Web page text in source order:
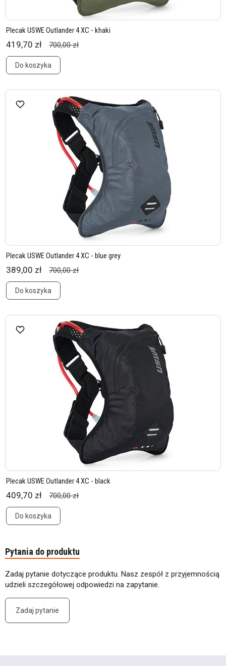
Plecak USWE Outlander 4 XC - khaki
419,70 zł 700,00 zł
Do koszyka
Plecak USWE Outlander 4 XC - blue grey
389,00 zł 700,00 zł
Do koszyka
Plecak USWE Outlander 4 XC - black
409,70 zł 700,00 zł
Do koszyka
Pytania do produktu
Zadaj pytanie dotyczące produktu. Nasz zespół z przyjemnością
udzieli szczegółowej odpowiedzi na zapytanie.
Zadaj pytanie